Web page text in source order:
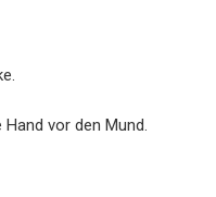
vor den Mund.